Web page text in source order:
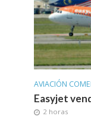
AVIACIÓN
Easyjet
2 horas